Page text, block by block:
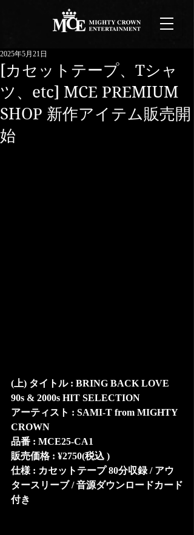
[カセットテープ、Tシャ
ツ、etc] MCE PREMIUM
SHOP 新作アイテム販売開
始
2025年5月21日
(上) タイトル : BRING BACK LOVE
90s & 2000s HIT SELECTION
アーティスト : SAMI-T from MIGHTY
CROWN
品番 : MCE25-CA1
販売価格 : ¥2750(税込 )
仕様 : カセットテープ 80分収録 / アウ
タースリーブ / 音源ダウンロードカード
付き